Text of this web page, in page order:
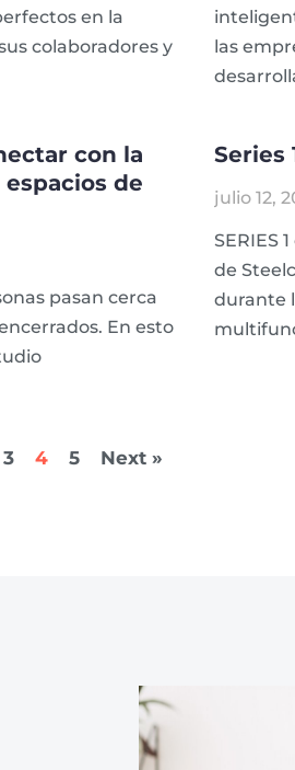
en la
colaboradores y
las
con la
de
pasan cerca
En esto
Series
julio 12,
SERIES
de
durante
3 4 5 Next »